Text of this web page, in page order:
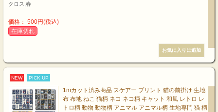
クロス,春
価格： 500円(税込)
在庫切れ
NEW PICK UP
1mカット済み商品 スケアー プリント 猫の前掛け 生地
布 布地 ねこ 猫柄 ネコ ネコ柄 キャット 和風 レトロ レ
トロ柄 動物 動物柄 アニマル アニマル柄 生地専門 猫 柄